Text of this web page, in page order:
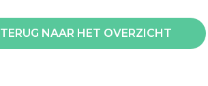
TERUG NAAR HET OVERZICHT